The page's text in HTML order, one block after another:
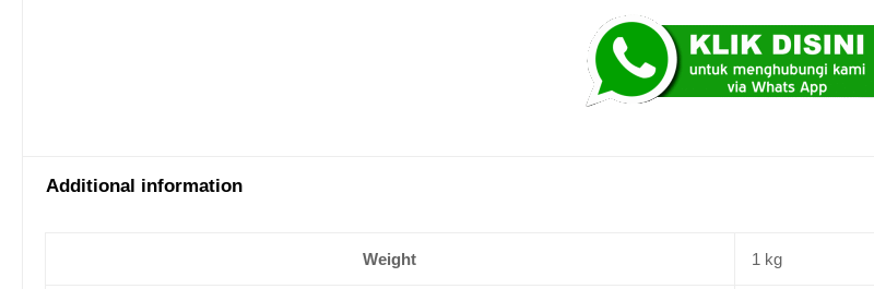
Additional information
Weight 1 kg